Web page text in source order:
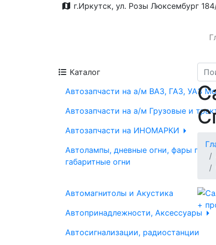
г.Иркутск, ул. Розы Люксембург
Каталог
Автозапчасти на а/м ВАЗ, ГАЗ, УАЗ
Автозапчасти на а/м Грузовые и
Автозапчасти на ИНОМАРКИ
Автолампы, дневные огни, фары
габаритные огни
Автомагнитолы и Акустика
Автопринадлежности, Аксессуары
Автосигнализации, радиостанции